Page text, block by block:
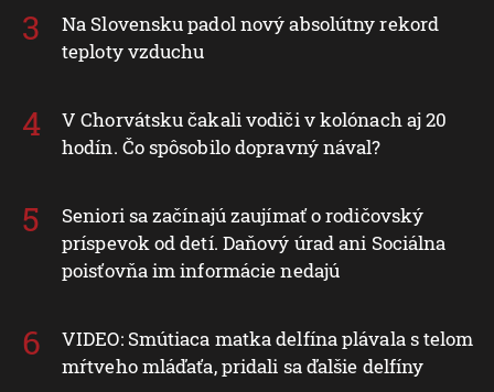
Na Slovensku padol nový absolútny rekord
teploty vzduchu
V Chorvátsku čakali vodiči v kolónach aj 20
hodín. Čo spôsobilo dopravný nával?
Seniori sa začínajú zaujímať o rodičovský
príspevok od detí. Daňový úrad ani Sociálna
poisťovňa im informácie nedajú
VIDEO: Smútiaca matka delfína plávala s telom
mŕtveho mláďaťa, pridali sa ďalšie delfíny